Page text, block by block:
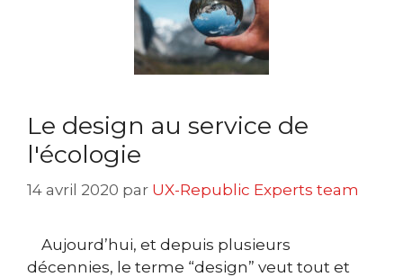
Le design au service de
l'écologie
14 avril 2020 par UX-Republic Experts team
Aujourd’hui, et depuis plusieurs
décennies, le terme “design” veut tout et